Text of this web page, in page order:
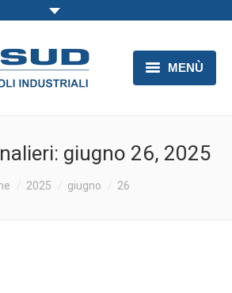
MENÙ
TACHIGRAFI
SCARICO DATI
giugno 26, 2025
2025 giugno 26